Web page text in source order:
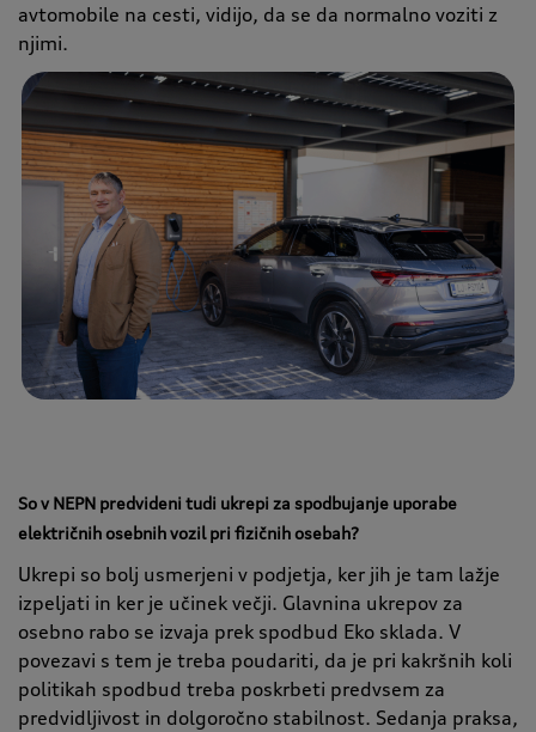
avtomobile na cesti, vidijo, da se da normalno voziti z
njimi.
So v NEPN predvideni tudi ukrepi za spodbujanje uporabe
električnih osebnih vozil pri fizičnih osebah?
Ukrepi so bolj usmerjeni v podjetja, ker jih je tam lažje
izpeljati in ker je učinek večji. Glavnina ukrepov za
osebno rabo se izvaja prek spodbud Eko sklada. V
povezavi s tem je treba poudariti, da je pri kakršnih koli
politikah spodbud treba poskrbeti predvsem za
predvidljivost in dolgoročno stabilnost. Sedanja praksa,